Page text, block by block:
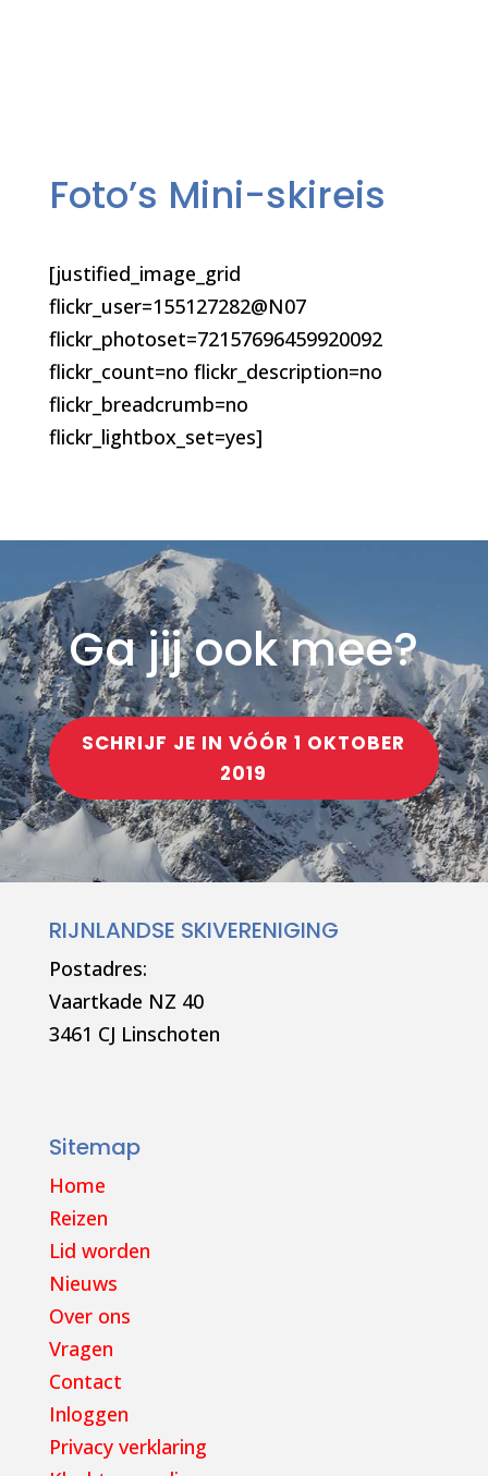
Foto’s Mini-skireis
[justified_image_grid
flickr_user=155127282@N07
flickr_photoset=72157696459920092
flickr_count=no flickr_description=no
flickr_breadcrumb=no
flickr_lightbox_set=yes]
Ga jij ook mee?
SCHRIJF JE IN VÓÓR 1 OKTOBER
2019
RIJNLANDSE SKIVERENIGING
Postadres:
Vaartkade NZ 40
3461 CJ Linschoten
Sitemap
Home
Reizen
Lid worden
Nieuws
Over ons
Vragen
Contact
Inloggen
Privacy verklaring